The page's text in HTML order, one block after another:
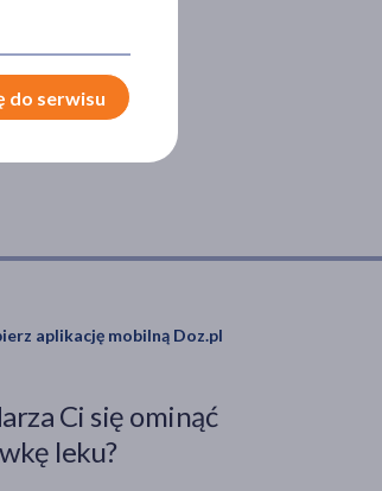
aplikację mobilną Doz.pl
Ci się ominąć
leku?
do serwisu